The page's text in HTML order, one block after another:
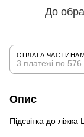
До
ОПЛАТА
3 платежі по
Опис
Підсвітка до